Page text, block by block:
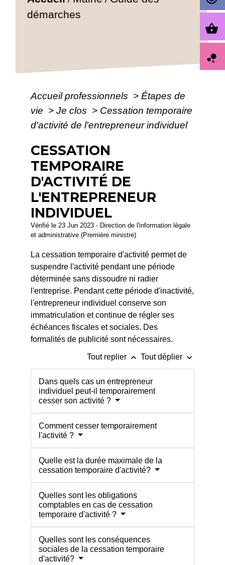
démarches
Accueil professionnels > Étapes de
vie > Je clos > Cessation temporaire
d'activité de l'entrepreneur individuel
CESSATION
TEMPORAIRE
D'ACTIVITÉ DE
L'ENTREPRENEUR
INDIVIDUEL
Vérifié le 23 Jun 2023 - Direction de l'information légale
et administrative (Première ministre)
La cessation temporaire d'activité permet de
suspendre l'activité pendant une période
déterminée sans dissoudre ni radier
l'entreprise. Pendant cette période d'inactivité,
l'entrepreneur individuel conserve son
immatriculation et continue de régler ses
échéances fiscales et sociales. Des
formalités de publicité sont nécessaires.
Tout replier keyboard_arrow_up Tout déplier keyboard_arrow_down
Dans quels cas un entrepreneur
individuel peut-il temporairement
cesser son activité ?
Comment cesser temporairement
l'activité ?
Quelle est la durée maximale de la
cessation temporaire d'activité?
Quelles sont les obligations
comptables en cas de cessation
temporaire d'activité ?
Quelles sont les conséquences
sociales de la cessation temporaire
d'activité?
shopping_basket
bubble_chart